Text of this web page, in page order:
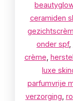
ceramiden
onder spf,
crème
luxe
parfumvrije
verzorging